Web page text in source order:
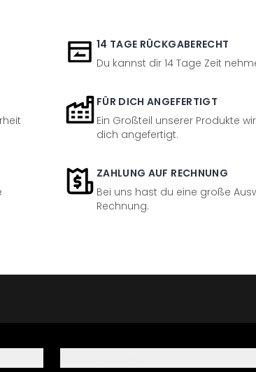
14 TAGE RÜCKGABERECHT
Du kannst dir 14 Tage Zeit
FÜR DICH ANGEFERTIGT
Ein Großteil unserer Produkte
dich angefertigt.
ZAHLUNG AUF RECHNUNG
Bei uns hast du eine große
Rechnung.